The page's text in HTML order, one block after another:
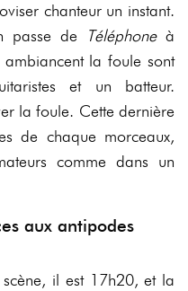
chanteur un instant.
passe de
Téléphoneà
la foule sont
et un batteur.
la foule. Cette dernière
de chaque morceaux,
comme dans un
aux antipodes
il est 17h20, et la